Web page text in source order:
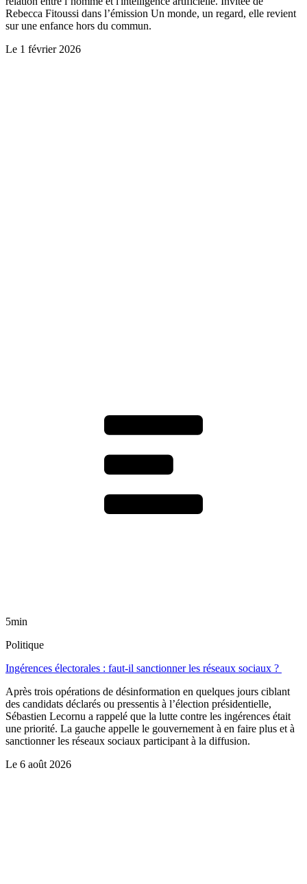
Rebecca Fitoussi dans l’émission Un monde, un regard, elle revient
sur une enfance hors du commun.
Le 1 février 2026
5min
Politique
Ingérences électorales : faut-il sanctionner les réseaux sociaux ?
Après trois opérations de désinformation en quelques jours ciblant
des candidats déclarés ou pressentis à l’élection présidentielle,
Sébastien Lecornu a rappelé que la lutte contre les ingérences était
une priorité. La gauche appelle le gouvernement à en faire plus et à
sanctionner les réseaux sociaux participant à la diffusion.
Le 6 août 2026